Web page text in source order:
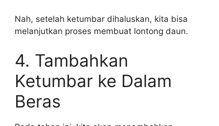
Nah, setelah ketumbar dihaluskan, kita bisa
melanjutkan proses membuat lontong daun.
4. Tambahkan
Ketumbar ke Dalam
Beras